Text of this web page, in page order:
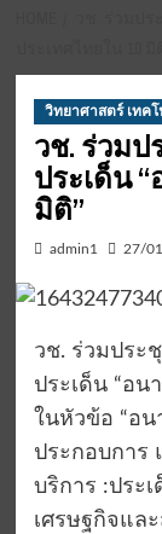
วิทยาศาสตร์ เทค
วช. ร่วมป
ประเด็น
มิติ”
admin1 27/
วช. ร่วมประ
ประเด็น “อน
ในหัวข้อ “อ
ประกอบการ
บริการ :ประ
เศรษฐกิจแล